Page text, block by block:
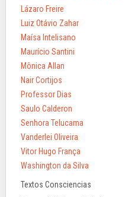
Lázaro Freire
Luiz Otávio Zahar
Maísa Intelisano
Maurício Santini
Mônica Allan
Nair Cortijos
Professor Dias
Saulo Calderon
Senhora Telucama
Vanderlei Oliveira
Vitor Hugo França
Washington da Silva
Textos Consciencias